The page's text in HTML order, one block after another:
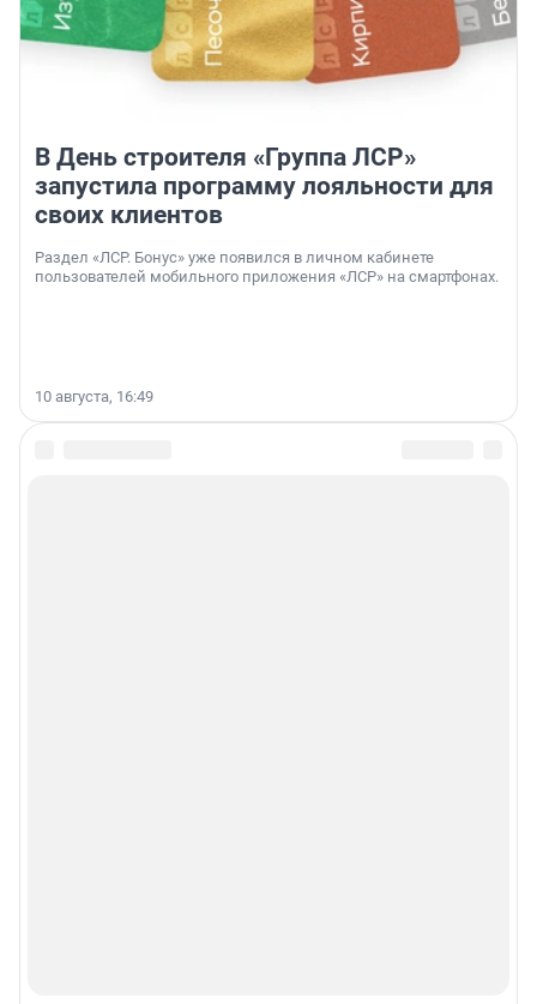
В День строителя «Группа ЛСР»
запустила программу лояльности для
своих клиентов
Раздел «ЛСР. Бонус» уже появился в личном кабинете
пользователей мобильного приложения «ЛСР» на смартфонах.
10 августа, 16:49